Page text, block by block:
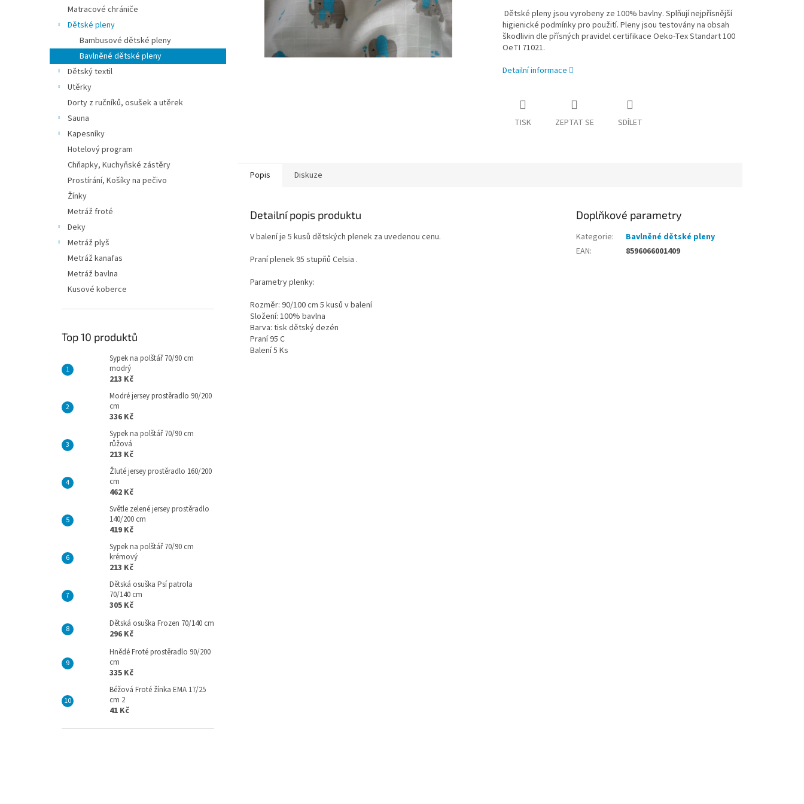
Matracové chrániče
Dětské pleny
Bambusové dětské pleny
Bavlněné dětské pleny
Dětský textil
Utěrky
Dorty z ručníků, osušek a utěrek
Sauna
Kapesníky
Hotelový program
Chňapky, Kuchyňské zástěry
Prostírání, Košíky na pečivo
Žínky
Metráž froté
Deky
Metráž plyš
Metráž kanafas
Metráž bavlna
Kusové koberce
Top 10 produktů
Sypek na polštář 70/90 cm
modrý
213 Kč
Modré jersey prostěradlo 90/200
cm
336 Kč
Sypek na polštář 70/90 cm
růžová
213 Kč
Žluté jersey prostěradlo 160/200
cm
462 Kč
Světle zelené jersey prostěradlo
140/200 cm
419 Kč
Sypek na polštář 70/90 cm
krémový
213 Kč
Dětská osuška Psí patrola
70/140 cm
305 Kč
Dětská osuška Frozen 70/140 cm
296 Kč
Hnědé Froté prostěradlo 90/200
cm
335 Kč
Béžová Froté žínka EMA 17/25
cm 2
41 Kč
Dětské pleny jsou vyrobeny ze 100% bavlny. Splňují nejpřísnější
higienické podmínky pro použití. Pleny jsou testovány na obsah
škodlivin dle přísných pravidel certifikace Oeko-Tex Standart 100
OeTI 71021.
Detailní informace
TISK ZEPTAT SE SDÍLET
Popis Diskuze
Detailní popis produktu
V balení je 5 kusů dětských plenek za uvedenou cenu.
Praní plenek 95 stupňů Celsia .
Parametry plenky:
Rozměr: 90/100 cm 5 kusů v balení
Složení: 100% bavlna
Barva: tisk dětský dezén
Praní 95 C
Balení 5 Ks
Doplňkové parametry
Kategorie:
Bavlněné dětské pleny
EAN: 8596066001409